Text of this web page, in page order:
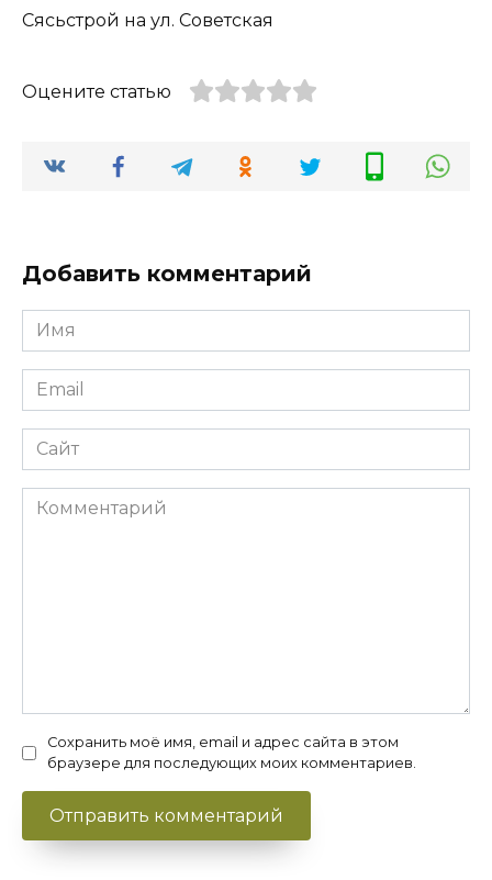
Оцените статью
Добавить комментарий
Имя
*
Email
*
Сайт
Комментарий
Сохранить моё имя, email и адрес сайта в этом
браузере для последующих моих комментариев.